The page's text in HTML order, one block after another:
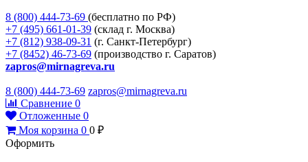
8 (800) 444-73-69 (бесплатно по РФ)
+7 (495) 661-01-39 (склад г. Москва)
+7 (812) 938-09-31 (г. Санкт-Петербург)
+7 (8452) 46-73-69 (производство г. Саратов)
zapros@mirnagreva.ru
8 (800) 444-73-69 zapros@mirnagreva.ru
Сравнение 0
Отложенные 0
Моя корзина 0 0 ₽
Оформить